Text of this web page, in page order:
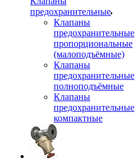
предохранительные
Клапаны
предохранительные
пропорциональные
(малоподъёмные)
Клапаны
предохранительные
полноподъёмные
Клапаны
предохранительные
компактные